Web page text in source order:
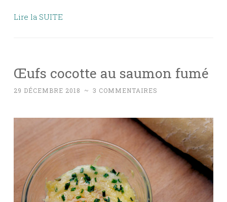
Lire la SUITE
Œufs cocotte au saumon fumé
29 DÉCEMBRE 2018 ~ 3 COMMENTAIRES